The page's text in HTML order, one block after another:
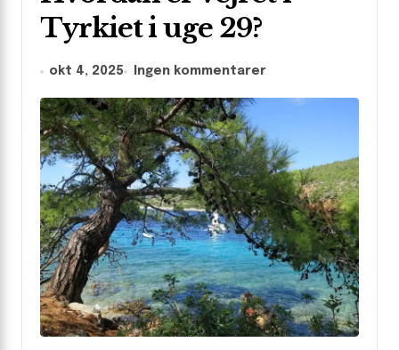
Tyrkiet i uge 29?
okt 4, 2025 Ingen kommentarer